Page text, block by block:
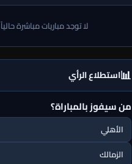
لا توجد مباريات مباشرة حالياً
📊استطلاع الرأي
من سيفوز بالمباراة؟
الأهلي
الزمالك